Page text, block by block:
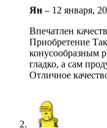
Ян – 12 января,
Впечатлен
Приобретение
конусообразным
гладко, а сам
Отличное